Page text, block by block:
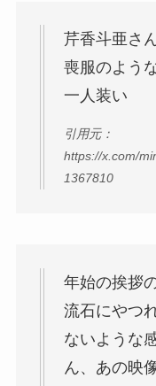
芹香斗亜さ
喪服のよう
一人装い
引用元：
https://x.com/
1367810
年始の挨拶
流石にやつ
ないような
ん、あの映